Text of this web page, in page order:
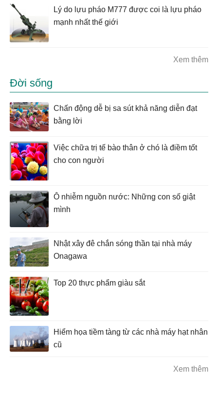
Lý do lựu pháo M777 được coi là lựu pháo
mạnh nhất thế giới
Xem thêm
Đời sống
Chấn động dễ bị sa sút khả năng diễn đạt
bằng lời
Việc chữa trị tế bào thân ở chó là điềm tốt
cho con người
Ô nhiễm nguồn nước: Những con số giật
mình
Nhật xây đê chắn sóng thần tại nhà máy
Onagawa
Top 20 thực phẩm giàu sắt
Hiểm họa tiềm tàng từ các nhà máy hạt nhân
cũ
Xem thêm